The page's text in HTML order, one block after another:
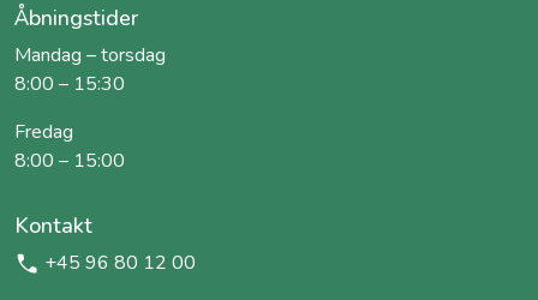
Åbningstider
Mandag – torsdag
8:00 – 15:30
Fredag
8:00 – 15:00
Kontakt
+45 96 80 12 00